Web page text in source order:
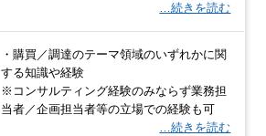
…続きを読む
・購買／調達のテーマ領域のいずれかに関
する知識や経験
※コンサルティング経験のみならず業務担
当者／企画担当者等の立場での経験も可
…続きを読む